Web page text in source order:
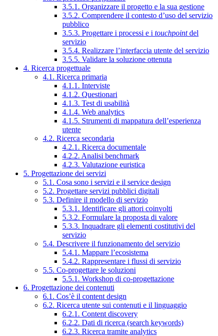
3.5.1. Organizzare il progetto e la sua gestione
3.5.2. Comprendere il contesto d’uso del servizio
pubblico
3.5.3. Progettare i processi e i touchpointdel
servizio
3.5.4. Realizzare l’interfaccia utente del servizio
3.5.5. Validare la soluzione ottenuta
4. Ricerca progettuale
4.1. Ricerca primaria
4.1.1. Interviste
4.1.2. Questionari
4.1.3. Test di usabilità
4.1.4. Web analytics
4.1.5. Strumenti di mappatura dell’esperienza
utente
4.2. Ricerca secondaria
4.2.1. Ricerca documentale
4.2.2. Analisi benchmark
4.2.3. Valutazione euristica
5. Progettazione dei servizi
5.1. Cosa sono i servizi e il service design
5.2. Progettare servizi pubblici digitali
5.3. Definire il modello di servizio
5.3.1. Identificare gli attori coinvolti
5.3.2. Formulare la proposta di valore
5.3.3. Inquadrare gli elementi costitutivi del
servizio
5.4. Descrivere il funzionamento del servizio
5.4.1. Mappare l’ecosistema
5.4.2. Rappresentare i flussi di servizio
5.5. Co-progettare le soluzioni
5.5.1. Workshop di co-progettazione
6. Progettazione dei contenuti
6.1. Cos’è il content design
6.2. Ricerca utente sui contenuti e il linguaggio
6.2.1. Content discovery
6.2.2. Dati di ricerca (search keywords)
6.2.3. Ricerca tramite analytics